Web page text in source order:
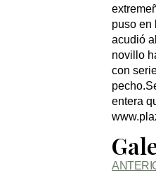
puso en
acudió
novillo
con
entera